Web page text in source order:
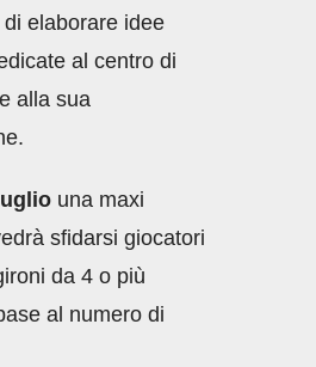
di elaborare idee
al centro di
alla sua
una maxi
sfidarsi giocatori
da 4 o più
al numero di